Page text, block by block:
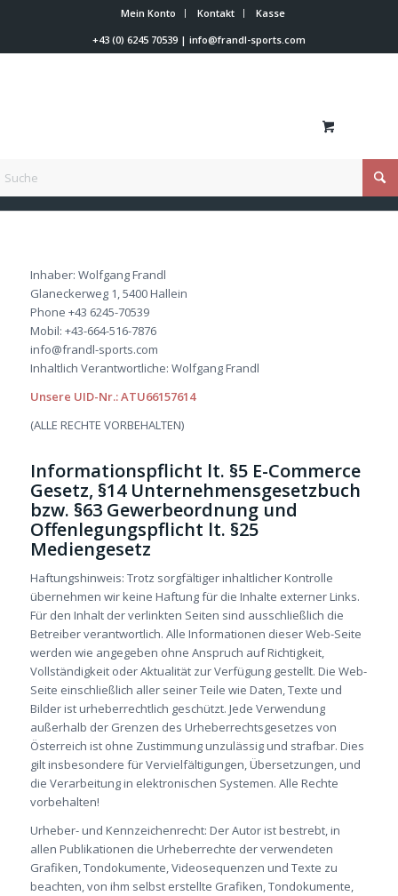
Mein Konto Kontakt
Kasse
+43 (0) 6245 70539| info@frandl-sports.com
Du bist hier:
Inhaber: Wolfgang Frandl
Glaneckerweg 1, 5400 Hallein
Phone +43 6245-70539
Mobil: +43-664-516-7876
info@frandl-sports.com
Inhaltlich Verantwortliche: Wolfgang Frandl
Unsere UID-Nr.: ATU66157614
(ALLE RECHTE VORBEHALTEN)
Informationspflicht lt. §5 E-Commerce
Gesetz, §14 Unternehmensgesetzbuch
bzw. §63 Gewerbeordnung und
Offenlegungspflicht lt. §25
Mediengesetz
Haftungshinweis: Trotz sorgfältiger inhaltlicher Kontrolle
übernehmen wir keine Haftung für die Inhalte externer Links.
Für den Inhalt der verlinkten Seiten sind ausschließlich die
Betreiber verantwortlich. Alle Informationen dieser Web-Seite
werden wie angegeben ohne Anspruch auf Richtigkeit,
Vollständigkeit oder Aktualität zur Verfügung gestellt. Die Web-
Seite einschließlich aller seiner Teile wie Daten, Texte und
Bilder ist urheberrechtlich geschützt. Jede Verwendung
außerhalb der Grenzen des Urheberrechtsgesetzes von
Österreich ist ohne Zustimmung unzulässig und strafbar. Dies
gilt insbesondere für Vervielfältigungen, Übersetzungen, und
die Verarbeitung in elektronischen Systemen. Alle Rechte
vorbehalten!
Urheber- und Kennzeichenrecht: Der Autor ist bestrebt, in
allen Publikationen die Urheberrechte der verwendeten
Grafiken, Tondokumente, Videosequenzen und Texte zu
beachten, von ihm selbst erstellte Grafiken, Tondokumente,